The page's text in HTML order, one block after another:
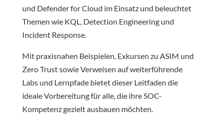
und Defender for Cloud im Einsatz und beleuchtet
Themen wie KQL, Detection Engineering und
Incident Response.
Mit praxisnahen Beispielen, Exkursen zu ASIM und
Zero Trust sowie Verweisen auf weiterführende
Labs und Lernpfade bietet dieser Leitfaden die
ideale Vorbereitung für alle, die ihre SOC-
Kompetenz gezielt ausbauen möchten.